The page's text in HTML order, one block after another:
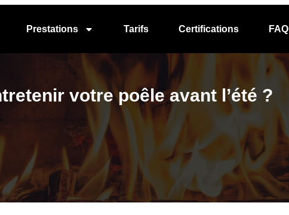
Prestations Tarifs Certifications FAQ
votre poêle avant l’été ?